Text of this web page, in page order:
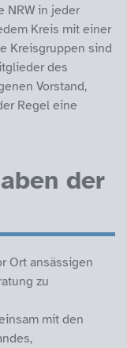
NRW in jeder
Kreis mit einer
Kreisgruppen sind
des
Vorstand,
Regel eine
der
Ort ansässigen
zu
mit den